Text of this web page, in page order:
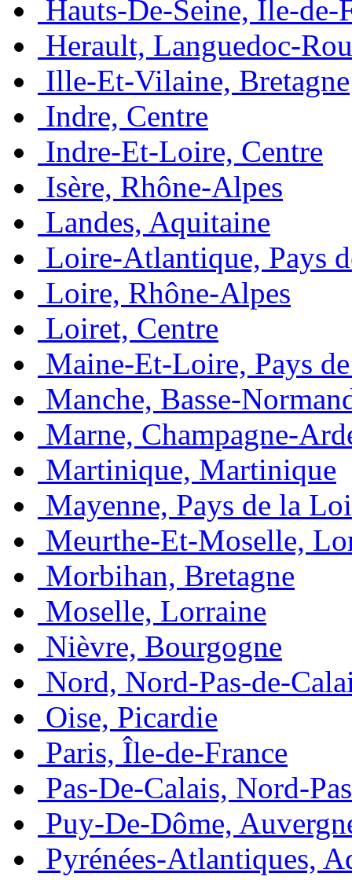
Hauts-De-Seine, Île-de-
Herault, Languedoc-
Ille-Et-Vilaine, Bretagne
Indre, Centre
Indre-Et-Loire, Centre
Isère, Rhône-Alpes
Landes, Aquitaine
Loire-Atlantique, Pays
Loire, Rhône-Alpes
Loiret, Centre
Maine-Et-Loire, Pays
Manche, Basse-
Marne, Champagne-
Martinique, Martinique
Mayenne, Pays de la
Meurthe-Et-Moselle,
Morbihan, Bretagne
Moselle, Lorraine
Nièvre, Bourgogne
Nord, Nord-Pas-de-
Oise, Picardie
Paris, Île-de-France
Pas-De-Calais, Nord-
Puy-De-Dôme,
Pyrénées-Atlantiques,